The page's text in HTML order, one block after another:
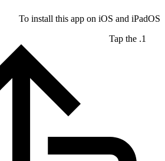
To install this app on iOS and iPadOS
Tap the